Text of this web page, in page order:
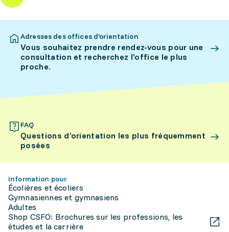
Adresses des offices d’orientation
Vous souhaitez prendre rendez-vous pour une
consultation et recherchez l’office le plus
proche.
FAQ
Questions d’orientation les plus fréquemment
posées
Information pour
Écolières et écoliers
Gymnasiennes et gymnasiens
Adultes
Shop CSFO: Brochures sur les professions, les
études et la carrière